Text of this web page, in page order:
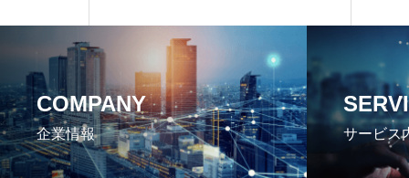
COMPANY
企業情報 サービス